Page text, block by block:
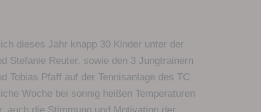
dieses Jahr knapp 30 Kinder unter der
Stefanie Reuter, sowie den 3 Jungtrainern
Tobias Pfaff auf der Tennisanlage des TC
Woche bei sonnig heißen Temperaturen